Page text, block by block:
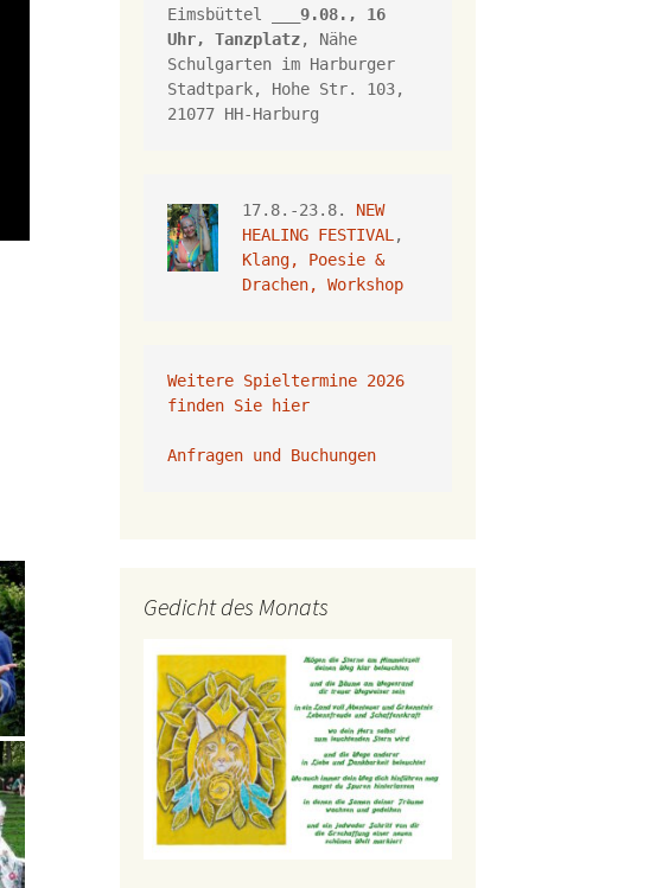
Eimsbüttel ___ 9.08., 16
Uhr, Tanzplatz, Nähe
Schulgarten im Harburger
Stadtpark, Hohe Str. 103,
21077 HH-Harburg
17.8.-23.8. NEW
HEALING FESTIVAL
Klang, Poesie &
Drachen, Workshop
Weitere Spieltermine 2026
finden Sie hier
Anfragen und Buchungen
Gedicht des Monats